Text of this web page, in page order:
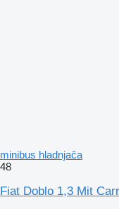
minibus hladnjača
48
Fiat Doblo 1,3 Mit